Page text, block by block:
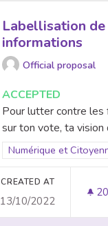
Labellisation
informations
Official proposal
ACCEPTED
Pour lutter contre les
sur ton vote, ta vision
Filter results for
Numérique et
CREATED AT
13/10/2022
20